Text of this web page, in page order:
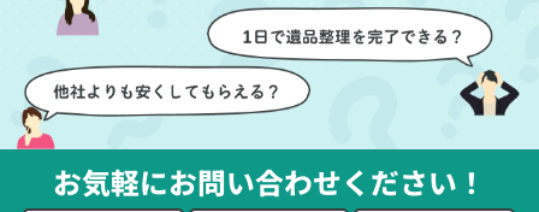
お気軽にお問い合わせください！